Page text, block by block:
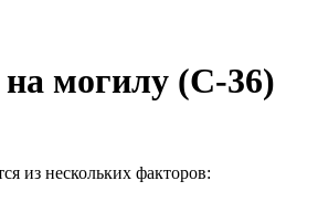
могилу (С-36)
из нескольких факторов: